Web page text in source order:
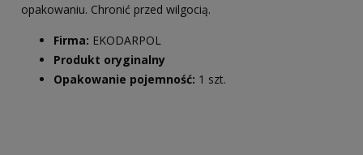
opakowaniu. Chronić przed wilgocią.
Firma: EKODARPOL
Produkt oryginalny
Opakowanie pojemność: 1 szt.